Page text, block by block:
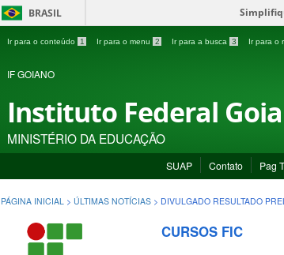
BRASIL
Ir para o conteúdo 1 Ir para o menu 2 Ir para a busca 3 Ir para o
IF GOIANO
Instituto Federal
MINISTÉRIO DA EDUCAÇÃO
SUAP Contato Pag
PÁGINA INICIAL > ÚLTIMAS NOTÍCIAS > DIVULGADO RESULTADO
CURSOS FIC